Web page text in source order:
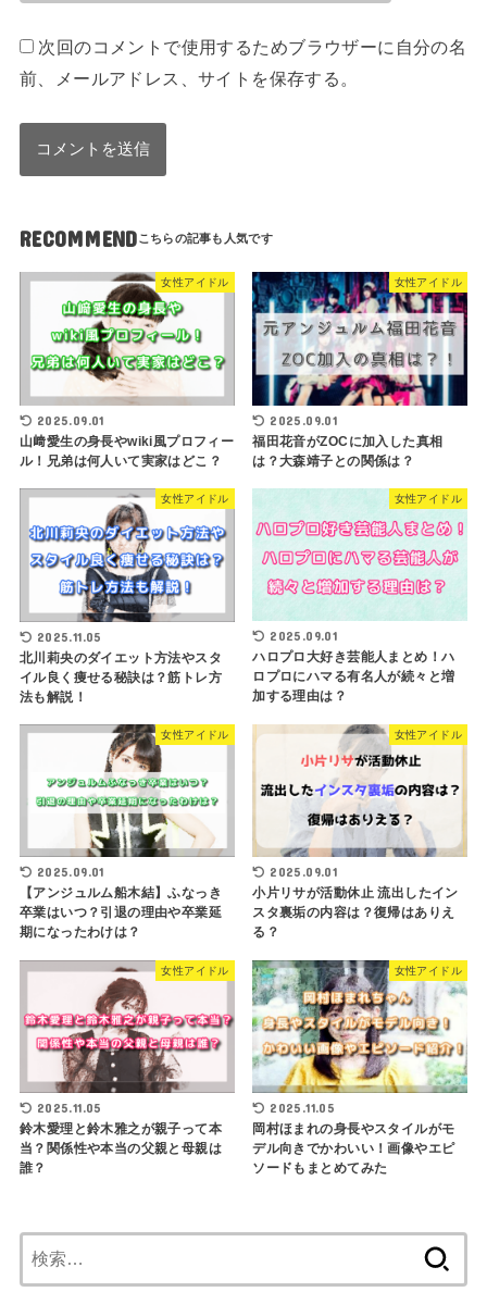
次回のコメントで使用するためブラウザーに自分の名
前、メールアドレス、サイトを保存する。
RECOMMEND
女性アイドル
2025.09.01
山﨑愛生の身長やwiki風プロフィー
ル！兄弟は何人いて実家はどこ？
女性アイドル
2025.09.01
福田花音がZOCに加入した真相
は？大森靖子との関係は？
女性アイドル
2025.11.05
北川莉央のダイエット方法やスタ
イル良く痩せる秘訣は？筋トレ方
法も解説！
女性アイドル
2025.09.01
ハロプロ大好き芸能人まとめ！ハ
ロプロにハマる有名人が続々と増
加する理由は？
女性アイドル
2025.09.01
【アンジュルム船木結】ふなっき
卒業はいつ？引退の理由や卒業延
期になったわけは？
女性アイドル
2025.09.01
小片リサが活動休止 流出したイン
スタ裏垢の内容は？復帰はありえ
る？
女性アイドル
2025.11.05
鈴木愛理と鈴木雅之が親子って本
当？関係性や本当の父親と母親は
誰？
女性アイドル
2025.11.05
岡村ほまれの身長やスタイルがモ
デル向きでかわいい！画像やエピ
ソードもまとめてみた
索: